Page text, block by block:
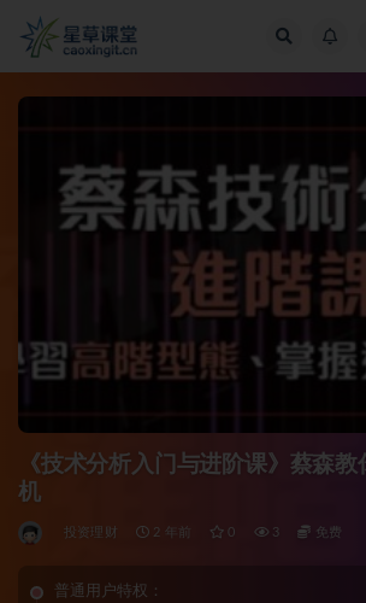
《技术分析入门与进阶课》蔡森
机
投资理财 2 年前 0 3 免费
普通用户特权：